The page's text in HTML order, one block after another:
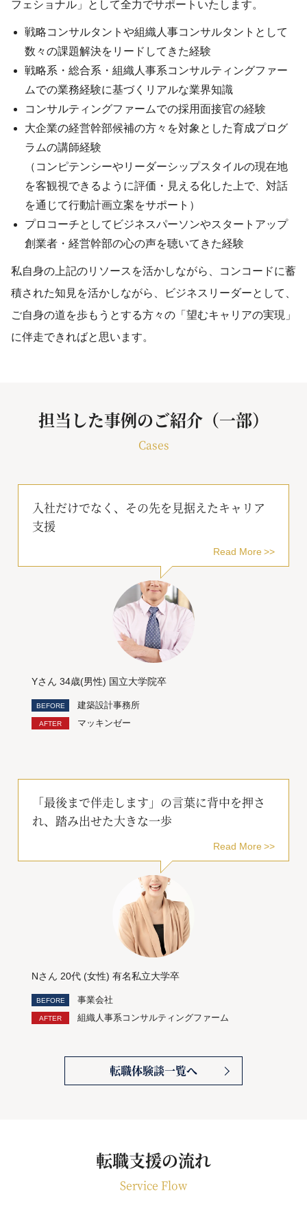
フェショナル」として全力でサポートいたします。
戦略コンサルタントや組織人事コンサルタントとして
数々の課題解決をリードしてきた経験
戦略系・総合系・組織人事系コンサルティングファー
ムでの業務経験に基づくリアルな業界知識
コンサルティングファームでの採用面接官の経験
大企業の経営幹部候補の方々を対象とした育成プログ
ラムの講師経験
（コンピテンシーやリーダーシップスタイルの現在地
を客観視できるように評価・見える化した上で、対話
を通じて行動計画立案をサポート）
プロコーチとしてビジネスパーソンやスタートアップ
創業者・経営幹部の心の声を聴いてきた経験
私自身の上記のリソースを活かしながら、コンコードに蓄
積された知見を活かしながら、ビジネスリーダーとして、
ご自身の道を歩もうとする方々の「望むキャリアの実現」
に伴走できればと思います。
担当した事例のご紹介（一部）
Cases
入社だけでなく、その先を見据えたキャリア
支援
Read More
Yさん 34歳(男性) 国立大学院卒
建築設計事務所
マッキンゼー
「最後まで伴走します」の言葉に背中を押さ
れ、踏み出せた大きな一歩
Read More
Nさん 20代 (女性) 有名私立大学卒
事業会社
組織人事系コンサルティングファーム
転職体験談一覧へ
転職支援の流れ
Service Flow